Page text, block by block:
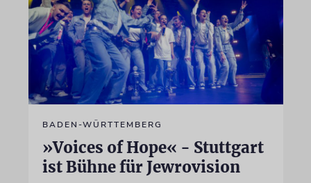
BADEN-WÜRTTEMBERG
»Voices of Hope« - Stuttgart
ist Bühne für Jewrovision